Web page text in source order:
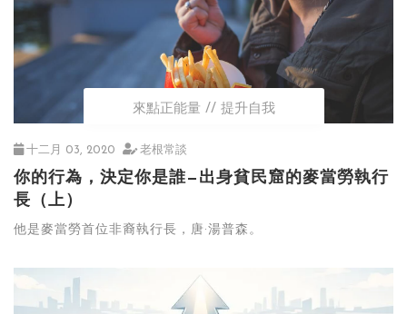
來點正能量 提升自我
十二月 03, 2020 老根常談
你的行為，決定你是誰—出身貧民窟的麥當勞執行
長（上）
他是麥當勞首位非裔執行長，唐·湯普森。